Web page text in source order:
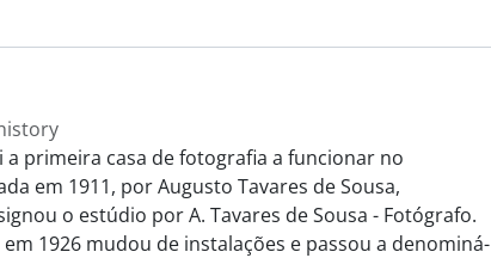
a primeira casa de fotografia a funcionar no
em 1911, por Augusto Tavares de Sousa,
o estúdio por A. Tavares de Sousa - Fotógrafo.
1926 mudou de instalações e passou a denominá-